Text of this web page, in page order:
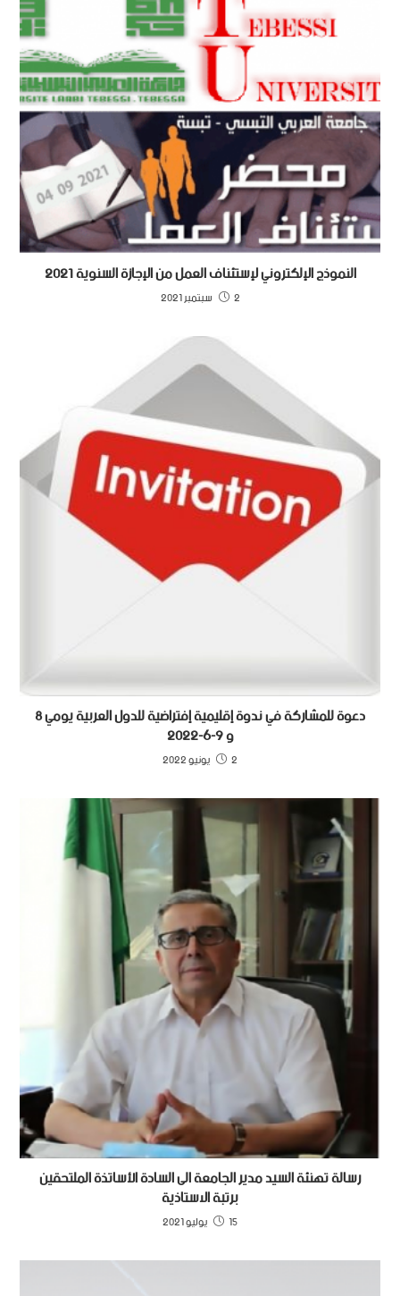
النموذج الإلكتروني لإستئناف العمل من الإجازة السنوية 2021
2 سبتمبر 2021
دعوة للمشاركة في ندوة إقليمية إفتراضية للدول العربية يومي 8
و 9-6-2022
2 يونيو 2022
رسالة تهنئة السيد مدير الجامعة الى السادة الأساتذة الملتحقين
برتبة الاستاذية
15 يوليو 2021